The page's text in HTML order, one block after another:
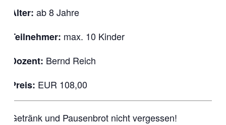
Alter: ab 8 Jahre
Teilnehmer: max. 10 Kinder
Dozent: Bernd Reich
Preis: EUR 108,00
Getränk und Pausenbrot nicht vergessen!